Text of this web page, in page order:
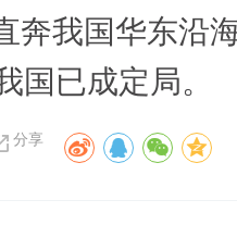
奔我国华东沿
国已成定局。
分享